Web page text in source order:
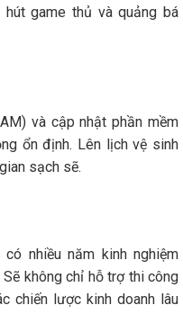
hút game thủ và quảng bá
và cập nhật phần mềm
ổn định. Lên lịch vệ sinh
sạch sẽ.
nhiều năm kinh nghiệm
không chỉ hỗ trợ thi công
chiến lược kinh doanh lâu